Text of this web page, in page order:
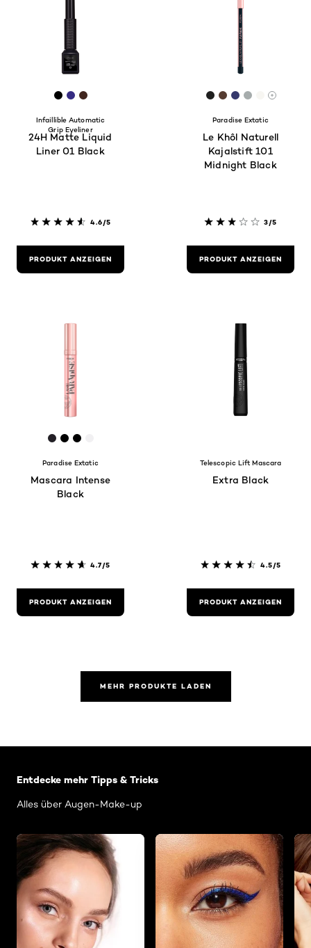
[Color]: #000000
[Color]: #362C83
[Color]: #41261F
Infaillible Automatic
Grip Eyeliner
24H Matte Liquid
Liner 01 Black
4.6/5
PRODUKT ANZEIGEN
[Color]: #1f1f1f
[Color]: #563c31
[Color]:
[Color]:
[Color]:
More
Paradise Extatic
Le Khôl Naturell
Kajalstift 101
Midnight Black
3/5
PRODUKT ANZEIGEN
[Color]: #232026
[Color]: #000000
[Color]: #000001
Paradise Extatic
Mascara Intense
Black
4.7/5
PRODUKT ANZEIGEN
Telescopic Lift Mascara
Extra Black
4.5/5
PRODUKT ANZEIGEN
MEHR PRODUKTE LADEN
Entdecke mehr Tipps & Tricks
Alles über Augen-Make-up